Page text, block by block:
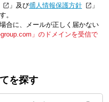
」及び「個人情報保護方針
」
。
合に、メールが正しく届かない
group.com」のドメインを受信で
を探す